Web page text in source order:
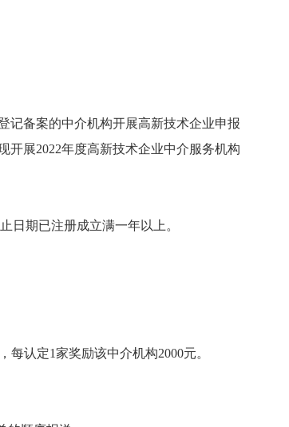
记备案的中介机构开展高新技术企业申报
开展2022年度高新技术企业中介服务机构
日期已注册成立满一年以上。
认定1家奖励该中介机构2000元。